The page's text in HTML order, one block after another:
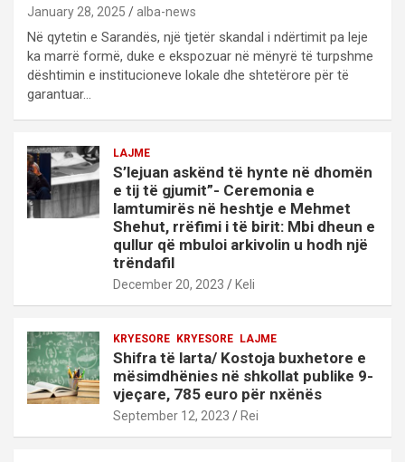
January 28, 2025 alba-news
Në qytetin e Sarandës, një tjetër skandal i ndërtimit pa leje
ka marrë formë, duke e ekspozuar në mënyrë të turpshme
dështimin e institucioneve lokale dhe shtetërore për të
garantuar…
LAJME
S’lejuan askënd të hynte në dhomën
e tij të gjumit”- Ceremonia e
lamtumirës në heshtje e Mehmet
Shehut, rrëfimi i të birit: Mbi dheun e
qullur që mbuloi arkivolin u hodh një
trëndafil
December 20, 2023 Keli
KRYESORE KRYESORE LAJME
Shifra të larta/ Kostoja buxhetore e
mësimdhënies në shkollat publike 9-
vjeçare, 785 euro për nxënës
September 12, 2023 Rei